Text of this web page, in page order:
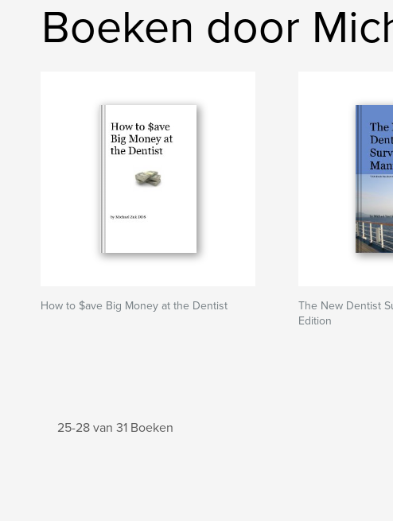
Boeken door
How to $ave Big Money at the Dentist
The New Dentist
Edition
25-28 van 31 Boeken